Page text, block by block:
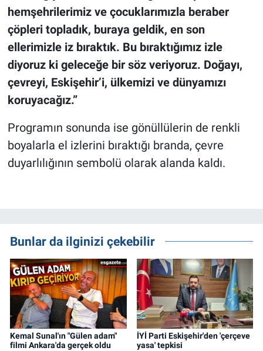
hemşehrilerimiz ve çocuklarımızla beraber
çöpleri topladık, buraya geldik, en son
ellerimizle iz bıraktık. Bu bıraktığımız izle
diyoruz ki geleceğe bir söz veriyoruz. Doğayı,
çevreyi, Eskişehir’i, ülkemizi ve dünyamızı
koruyacağız.”
Programın sonunda ise gönüllülerin de renkli
boyalarla el izlerini bıraktığı branda, çevre
duyarlılığının sembolü olarak alanda kaldı.
Bunlar da ilginizi çekebilir
Kemal Sunal'ın "Gülen adam"
filmi Ankara'da gerçek oldu
İYİ Parti Eskişehir'den 'çerçeve
yasa' tepkisi